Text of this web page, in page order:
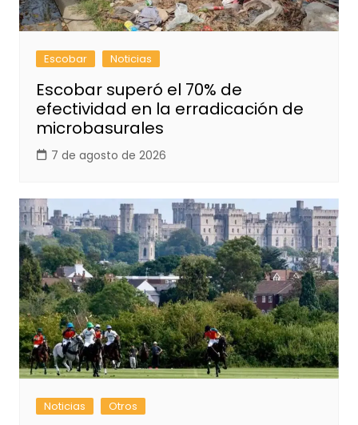
Escobar Noticias
Escobar superó el 70% de
efectividad en la erradicación de
microbasurales
7 de agosto de 2026
Noticias Otros